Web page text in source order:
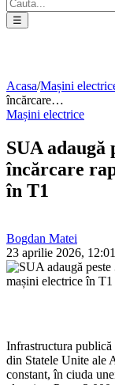
☰
Acasa/Mașini
încărcare…
Mașini electrice
SUA adaugă
încărcare
în T1
Bogdan Matei
23 aprilie 2026, 12:01
Infrastructura publică
din Statele Unite ale
constant, în ciuda